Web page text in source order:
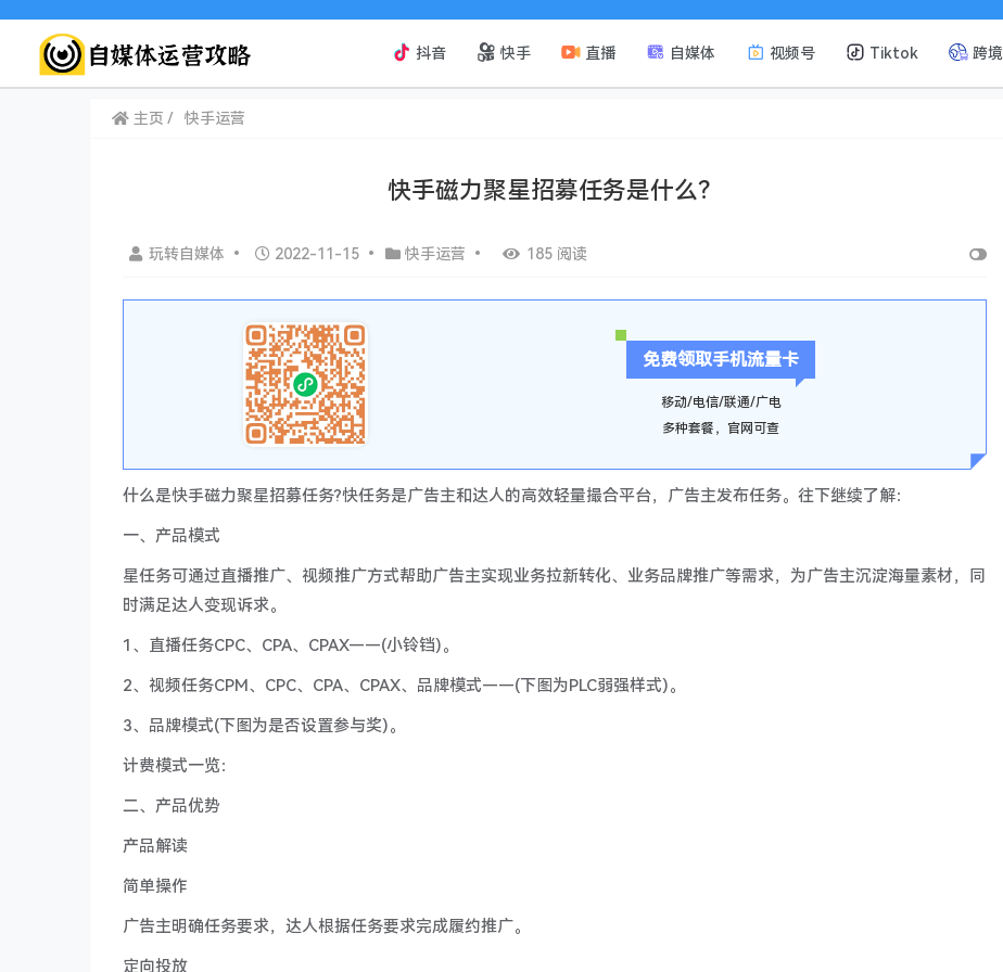
抖音 快手 直播 自媒体 视频号 Tiktok 跨境
主页 快手运营
快手磁力聚星招募任务是什么？
玩转自媒体 • 2022-11-15 • 快手运营 • 185 阅读
免费领取手机流量卡
移动/电信/联通/广电
多种套餐，官网可查
什么是快手磁力聚星招募任务?快任务是广告主和达人的高效轻量撮合平台，广告主发布任务。往下继续了解：
一、产品模式
星任务可通过直播推广、视频推广方式帮助广告主实现业务拉新转化、业务品牌推广等需求，为广告主沉淀海量素材，同
时满足达人变现诉求。
1、直播任务CPC、CPA、CPAX——(小铃铛)。
2、视频任务CPM、CPC、CPA、CPAX、品牌模式——(下图为PLC弱强样式)。
3、品牌模式(下图为是否设置参与奖)。
计费模式一览：
二、产品优势
产品解读
简单操作
广告主明确任务要求，达人根据任务要求完成履约推广。
定向投放